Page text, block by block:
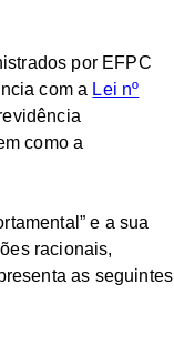
por EFPC
com a Lei nº
como a
e a sua
racionais,
as seguintes